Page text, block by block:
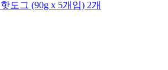
도그 (90g x 5개입) 2개